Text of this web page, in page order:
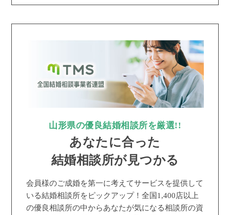
山形県の優良結婚相談所を厳選!!
あなたに合った
結婚相談所が見つかる
会員様のご成婚を第一に考えてサービスを提供して
いる結婚相談所をピックアップ！全国1,400店以上
の優良相談所の中からあなたが気になる相談所の資